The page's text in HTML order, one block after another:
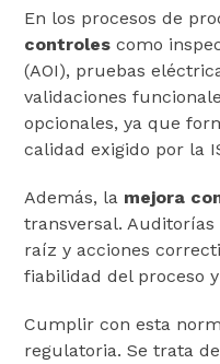
En los procesos de
controles como
(AOI), pruebas
validaciones
opcionales, ya que
calidad exigido por la
Además, la mejora
transversal.
raíz y acciones
fiabilidad del proceso
Cumplir con esta
regulatoria. Se trata